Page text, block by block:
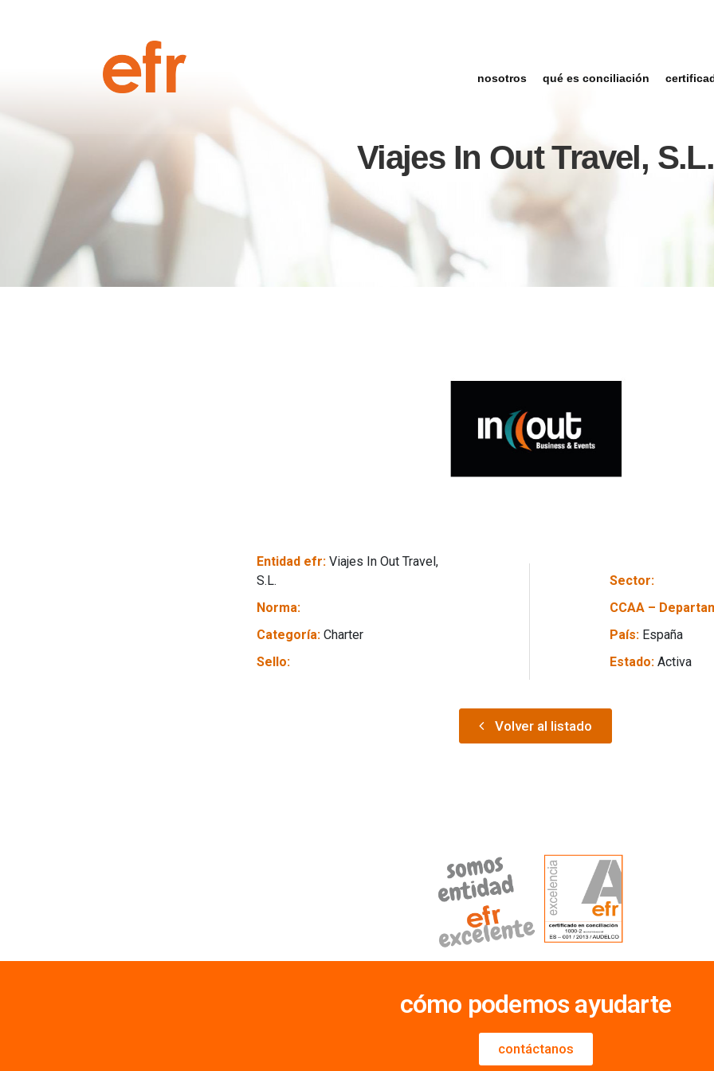
nosotros qué es conciliación
Viajes In Out Travel, S.L.
Entidad efr: Viajes In Out Travel,
S.L.
Norma:
Categoría: Charter
Sello:
Sector:
CCAA –
País: España
Estado: Activa
Volver al listado
cómo podemos ayudarte
contáctanos